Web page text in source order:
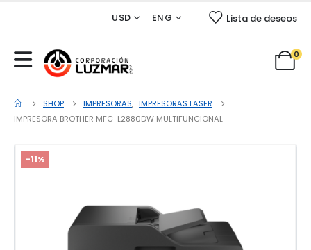
USD ENG Lista de deseos
0
SHOP IMPRESORAS, IMPRESORAS LASER
IMPRESORA BROTHER MFC-L2880DW MULTIFUNCIONAL
-11%